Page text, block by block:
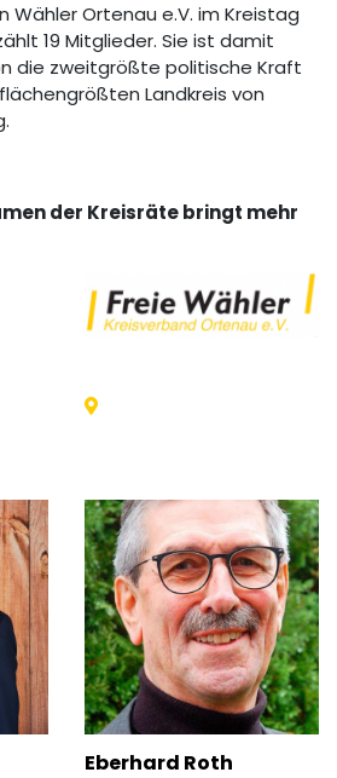
Wähler Ortenau e.V. im Kreistag
19 Mitglieder. Sie ist damit
die zweitgrößte politische Kraft
Landkreis von
der Kreisräte bringt mehr
Eberhard Roth